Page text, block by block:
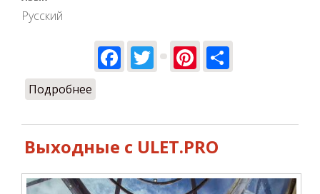
Русский
Facebook
TwitterPinterest
Подробнее
Выходные с ULET.PRO